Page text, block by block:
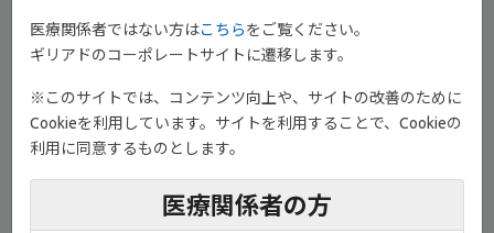
1)Ruyssen-Witrand A, et al. Ann Rheum Dis. 74: 1676‒1683, 2015
埼玉医科大学 学長
医療関係者ではない方はこちらをご覧ください。
ギリアドのコーポレートサイトに遷移します。
※このサイトでは、コンテンツ向上や、サイトの改善のために
Cookieを利用しています。サイトを利用することで、Cookieの
利用に同意するものとします。
医療関係者の方